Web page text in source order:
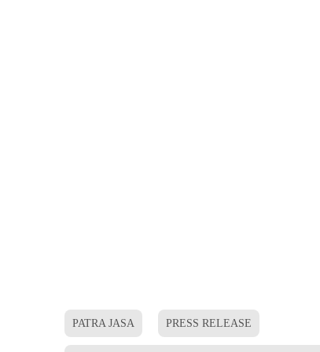
PATRA JASA PRESS RELEASE